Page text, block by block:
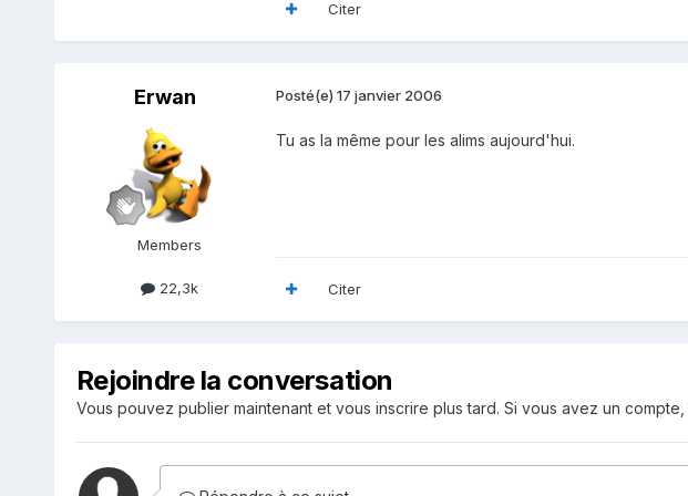
Citer
Erwan
Members
22,3k
Posté(e) 17 janvier 2006
Tu as la même pour les alims aujourd'hui.
Citer
Rejoindre la conversation
Vous pouvez publier maintenant et vous inscrire plus tard. Si vous avez un compte,